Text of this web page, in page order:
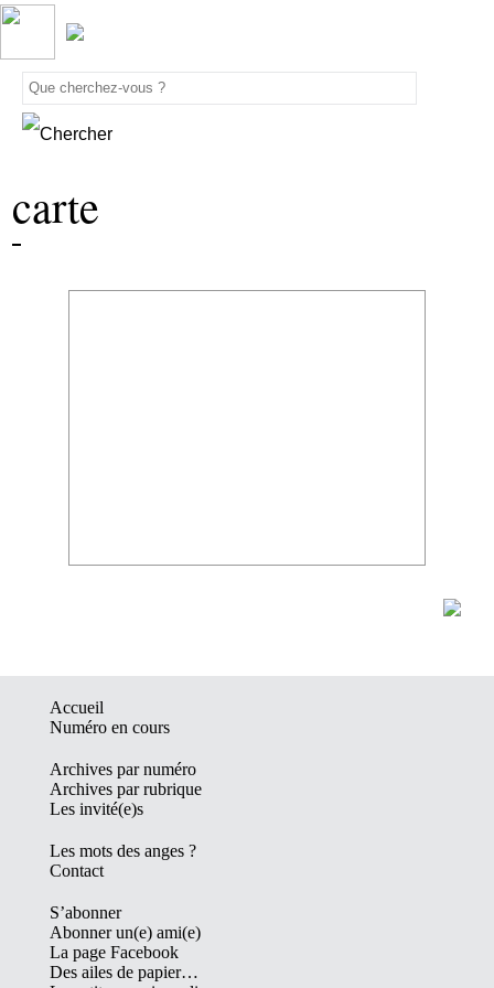
carte
Accueil
Numéro en cours
Archives par numéro
Archives par rubrique
Les invité(e)s
Les mots des anges ?
Contact
S’abonner
Abonner un(e) ami(e)
La page Facebook
Des ailes de papier…